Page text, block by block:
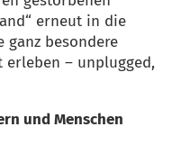
erneut in die
ganz besondere
– unplugged,
und Menschen